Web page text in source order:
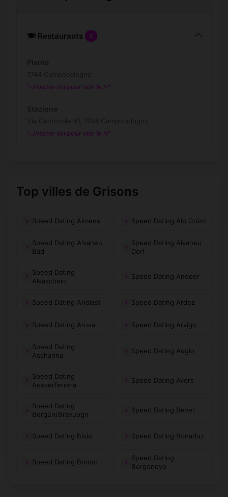
🍽️ Restaurants 2
Inscris-toi pour voir le n°
Inscris-toi pour voir le n°
Top villes de Grisons
Speed Dating Almens Speed Dating Alp Grüm
Speed Dating Alvaneu
Bad
Speed Dating Alvaneu
Dorf
Speed Dating
Alvaschein
Speed Dating Andeer
Speed Dating Andiast Speed Dating Ardez
Speed Dating Arosa Speed Dating Arvigo
Speed Dating
Ascharina
Speed Dating Augio
Speed Dating
Ausserferrera
Speed Dating Avers
Speed Dating
Bergün/Bravuogn
Speed Dating Bever
Speed Dating Bivio Speed Dating Bonaduz
Speed Dating Bondo
Speed Dating
Borgonovo